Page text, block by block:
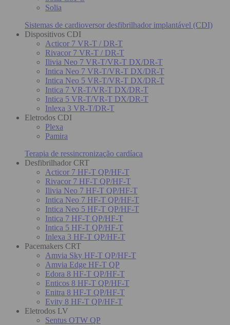
Solia
Sistemas de cardioversor desfibrilhador implantável (CDI)
Dispositivos CDI
Acticor 7 VR-T / DR-T
Rivacor 7 VR-T / DR-T
Ilivia Neo 7 VR-T/VR-T DX/DR-T
Intica Neo 7 VR-T/VR-T DX/DR-T
Intica Neo 5 VR-T/VR-T DX/DR-T
Intica 7 VR-T/VR-T DX/DR-T
Intica 5 VR-T/VR-T DX/DR-T
Inlexa 3 VR-T/DR-T
Eletrodos CDI
Plexa
Pamira
Terapia de ressincronização cardíaca
Desfibrilhador CRT
Acticor 7 HF-T QP/HF-T
Rivacor 7 HF-T QP/HF-T
Ilivia Neo 7 HF-T QP/HF-T
Intica Neo 7 HF-T QP/HF-T
Intica Neo 5 HF-T QP/HF-T
Intica 7 HF-T QP/HF-T
Intica 5 HF-T QP/HF-T
Inlexa 3 HF-T QP/HF-T
Pacemakers CRT
Amvia Sky HF-T QP/HF-T
Amvia Edge HF-T QP
Edora 8 HF-T QP/HF-T
Enticos 8 HF-T QP/HF-T
Enitra 8 HF-T QP/HF-T
Evity 8 HF-T QP/HF-T
Eletrodos LV
Sentus OTW QP